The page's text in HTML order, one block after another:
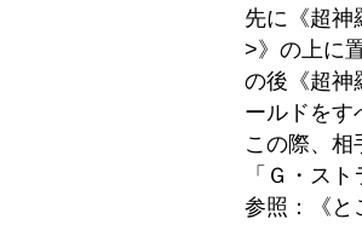
先に《超神
>》の上に
の後《超神
ールドをす
この際、相
「Ｇ・ス
参照：《と